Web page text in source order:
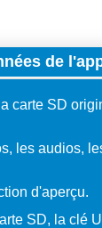
de
carte SD
les audios,
d'aperçu.
SD, la clé